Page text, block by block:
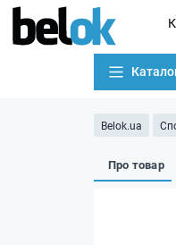
Belok.ua
Про товар